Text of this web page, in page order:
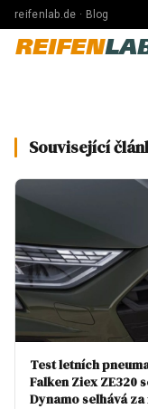
reifenlab.de · Blog
REIFEN
Související
Test letních
Falken Ziex ZE320
Dynamo selhává